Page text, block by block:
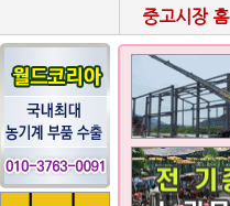
중고시장 홈